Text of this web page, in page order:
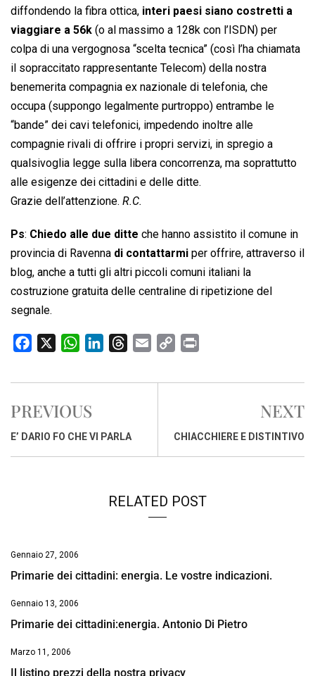
diffondendo la fibra ottica, interi paesi siano costretti a
viaggiare a 56k (o al massimo a 128k con l’ISDN) per
colpa di una vergognosa “scelta tecnica” (così l’ha chiamata
il sopraccitato rappresentante Telecom) della nostra
benemerita compagnia ex nazionale di telefonia, che
occupa (suppongo legalmente purtroppo) entrambe le
“bande” dei cavi telefonici, impedendo inoltre alle
compagnie rivali di offrire i propri servizi, in spregio a
qualsivoglia legge sulla libera concorrenza, ma soprattutto
alle esigenze dei cittadini e delle ditte.
Grazie dell’attenzione. R.C.
Ps: Chiedo alle due ditte che hanno assistito il comune in
provincia di Ravenna di contattarmi per offrire, attraverso il
blog, anche a tutti gli altri piccoli comuni italiani la
costruzione gratuita delle centraline di ripetizione del
segnale.
c
b
o
W
a
s
A
n
d
r
d
a
p
i
i
PREVIOUS
E’ DARIO FO CHE VI PARLA
NEXT
CHIACCHIERE E DISTINTIVO
RELATED POST
Gennaio 27, 2006
Primarie dei cittadini: energia. Le vostre indicazioni.
Gennaio 13, 2006
Primarie dei cittadini:energia. Antonio Di Pietro
Marzo 11, 2006
Il listino prezzi della nostra privacy